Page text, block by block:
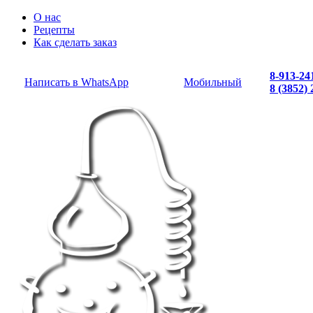
О нас
Рецепты
Как сделать заказ
Написать в WhatsApp Мобильный
8-913-
8 (3852)